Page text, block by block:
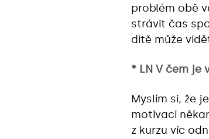
problém obě
strávit čas
dítě může
* LN V čem je
Myslím si, že
motivaci
z kurzu víc